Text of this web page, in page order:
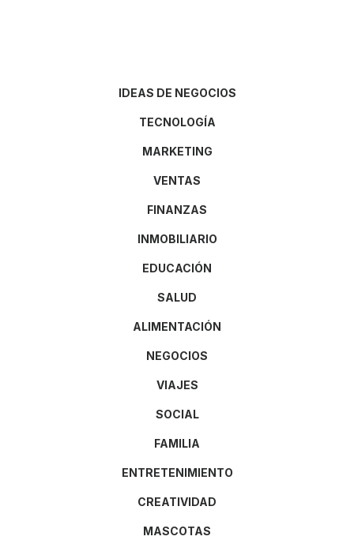
IDEAS DE NEGOCIOS
TECNOLOGÍA
MARKETING
VENTAS
FINANZAS
INMOBILIARIO
EDUCACIÓN
SALUD
ALIMENTACIÓN
NEGOCIOS
VIAJES
SOCIAL
FAMILIA
ENTRETENIMIENTO
CREATIVIDAD
MASCOTAS